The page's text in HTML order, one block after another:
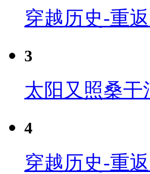
穿越历史-重
3
太阳又照桑
4
穿越历史-重